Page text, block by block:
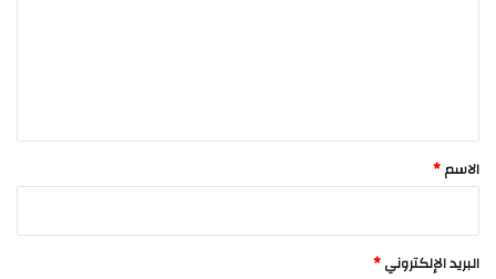
*
الاسم*
البريد الإلكتروني*